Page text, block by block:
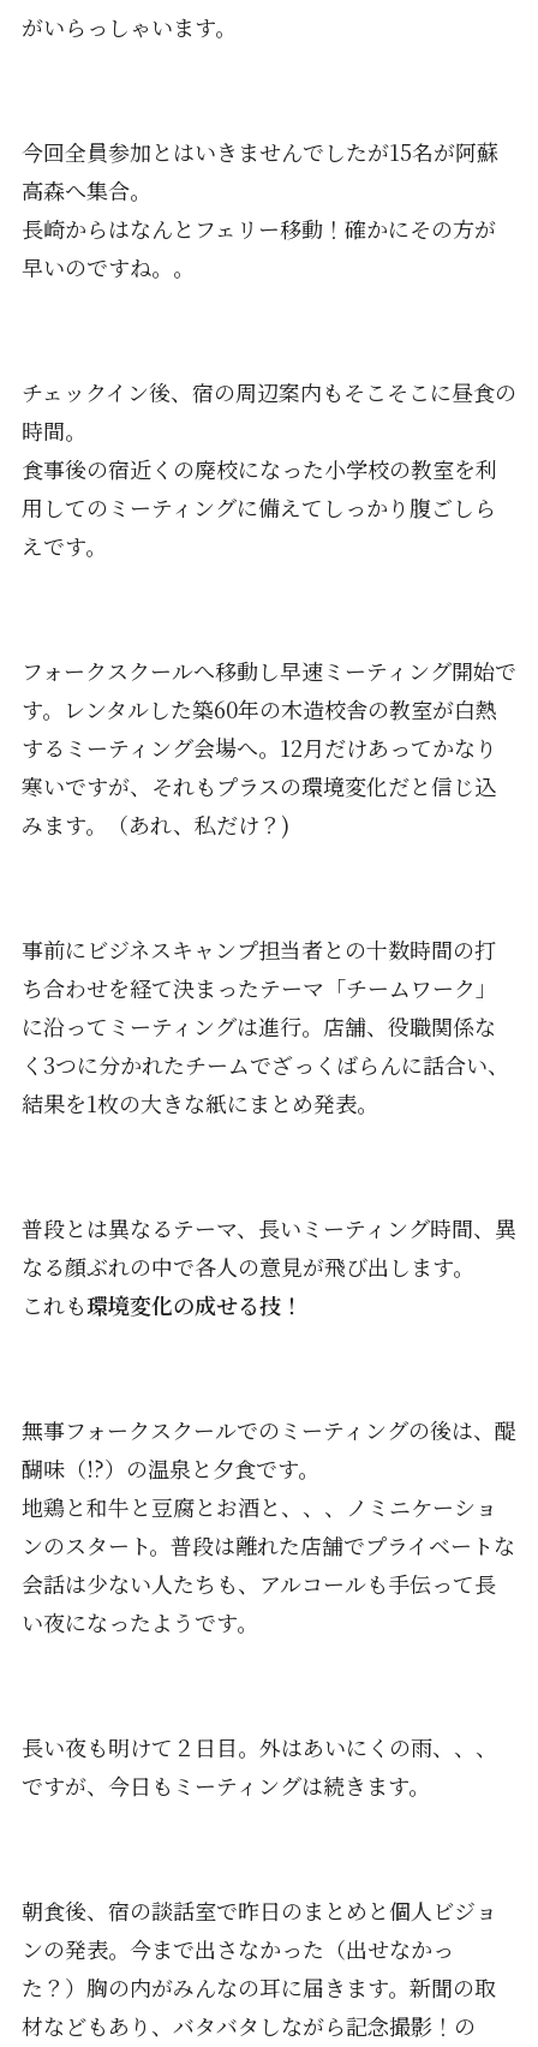
がいらっしゃいます。
今回全員参加とはいきませんでしたが15名が阿蘇
高森へ集合。
長崎からはなんとフェリー移動！確かにその方が
早いのですね。。
チェックイン後、宿の周辺案内もそこそこに昼食の
時間。
食事後の宿近くの廃校になった小学校の教室を利
用してのミーティングに備えてしっかり腹ごしら
えです。
フォークスクールへ移動し早速ミーティング開始で
す。レンタルした築60年の木造校舎の教室が白熱
するミーティング会場へ。12月だけあってかなり
寒いですが、それもプラスの環境変化だと信じ込
みます。（あれ、私だけ？)
事前にビジネスキャンプ担当者との十数時間の打
ち合わせを経て決まったテーマ「チームワーク」
に沿ってミーティングは進行。店舗、役職関係な
く3つに分かれたチームでざっくばらんに話合い、
結果を1枚の大きな紙にまとめ発表。
普段とは異なるテーマ、長いミーティング時間、異
なる顔ぶれの中で各人の意見が飛び出します。
これも環境変化の成せる技！
無事フォークスクールでのミーティングの後は、醍
醐味（!?）の温泉と夕食です。
地鶏と和牛と豆腐とお酒と、、、ノミニケーショ
ンのスタート。普段は離れた店舗でプライベートな
会話は少ない人たちも、アルコールも手伝って長
い夜になったようです。
長い夜も明けて２日目。外はあいにくの雨、、、
ですが、今日もミーティングは続きます。
朝食後、宿の談話室で昨日のまとめと個人ビジョ
ンの発表。今まで出さなかった（出せなかっ
た？）胸の内がみんなの耳に届きます。新聞の取
材などもあり、バタバタしながら記念撮影！の